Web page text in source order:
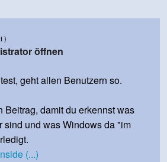
)
öffnen
geht allen Benutzern so.
Beitrag, damit du erkennst was
sind und was Windows da "im
(...)